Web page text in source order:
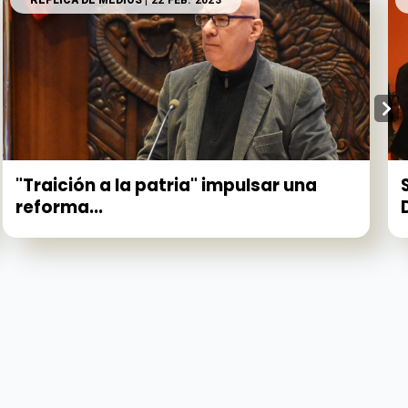
"Traición a la patria" impulsar una
reforma...